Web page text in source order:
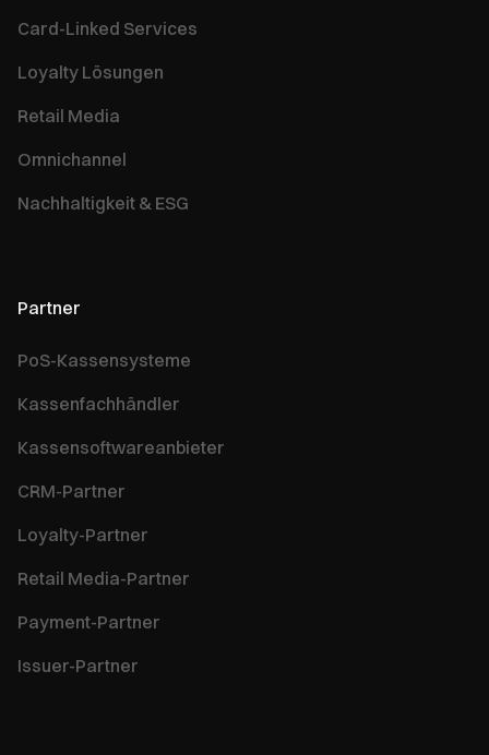
Card-Linked Services
Loyalty Lösungen
Retail Media
Omnichannel
Nachhaltigkeit & ESG
Partner
PoS-Kassensysteme
Kassenfachhändler
Kassensoftwareanbieter
CRM-Partner
Loyalty-Partner
Retail Media-Partner
Payment-Partner
Issuer-Partner